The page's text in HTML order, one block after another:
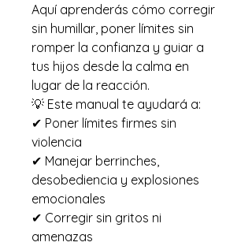
Aquí aprenderás cómo corregir
sin humillar, poner límites sin
romper la confianza y guiar a
tus hijos desde la calma en
lugar de la reacción.
💡 Este manual te ayudará a:
✔ Poner límites firmes sin
violencia
✔ Manejar berrinches,
desobediencia y explosiones
emocionales
✔ Corregir sin gritos ni
amenazas